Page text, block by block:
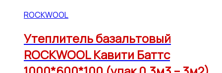
ROCKWOOL
Утеплитель базальтовый
ROCKWOOL Кавити Баттс